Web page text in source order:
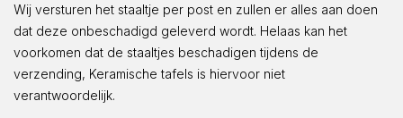
Wij versturen het staaltje per post en zullen er alles aan doen
dat deze onbeschadigd geleverd wordt. Helaas kan het
voorkomen dat de staaltjes beschadigen tijdens de
verzending, Keramische tafels is hiervoor niet
verantwoordelijk.